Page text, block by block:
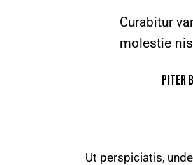
Curabitur
molestie
Piter
Ut perspiciatis,